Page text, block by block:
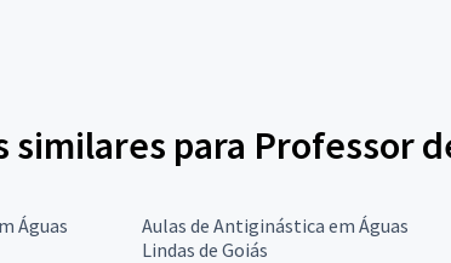
similares para Professor
Águas
Aulas de Antiginástica em Águas
Lindas de Goiás